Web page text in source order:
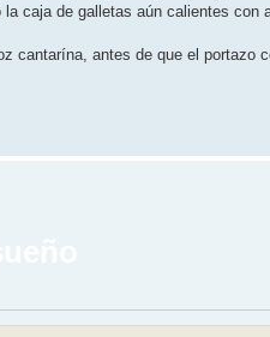
caja de galletas aún calientes
cantarína, antes de que el portazo